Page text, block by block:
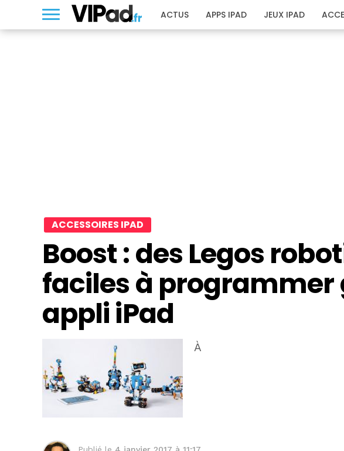
ACTUS APPS IPAD JEUX IPAD
ACCESSOIRES IPAD
Boost : des Legos
faciles à programmer
appli iPad
À